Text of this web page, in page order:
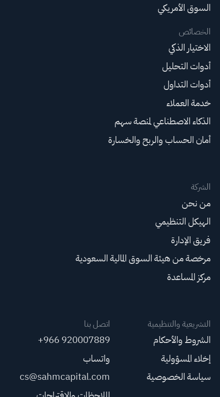
السوق الأمريكي
الخصائص
الاختيار الذكي
أدوات التحليل
أدوات التداول
خدمة العملاء
الذكاء الاصطناعي لمنصة سهم
أمان الحساب والربح والخسارة
الشركة
من نحن
الهيكل التنظيمي
فريق الإدارة
مرخصة من هيئة السوق المالية السعودية
مركز المساعدة
التشريعية والتنظيمية
الشروط والأحكام
إخلاء المسؤولية
سياسة الخصوصية
اتصل بنا
+966 920007889
واتساب
cs@sahmcapital.com